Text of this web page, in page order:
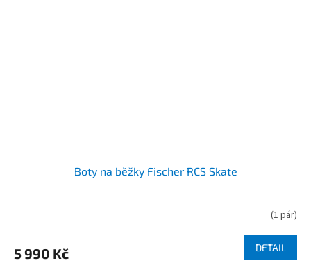
Boty na běžky Fischer RCS Skate
(1 pár)
5 990 Kč DETAIL